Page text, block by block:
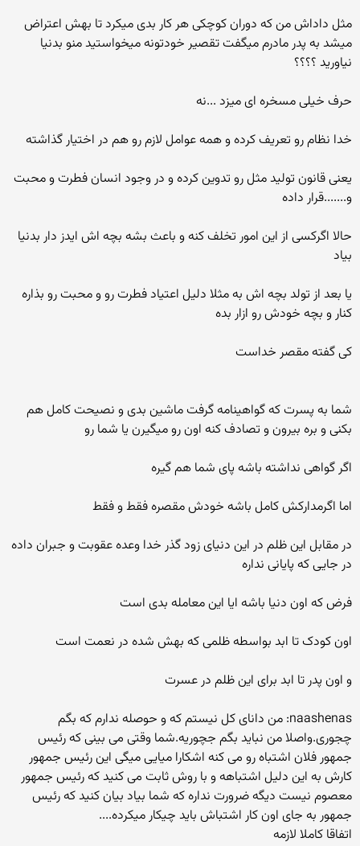
مثل داداش من که دوران کوچکی هر کار بدی میکرد تا بهش اعتراض
میشد به پدر مادرم میگفت تقصیر خودتونه میخواستید منو بدنیا
نیاورید ؟؟؟؟
حرف خیلی مسخره ای میزد ...نه
خدا نظام رو تعریف کرده و همه عوامل لازم رو هم در اختیار گذاشته
یعنی قانون تولید مثل رو تدوین کرده و در وجود انسان فطرت و محبت
و.......قرار داده
حالا اگرکسی از این امور تخلف کنه و باعث بشه بچه اش ایدز دار بدنیا
بیاد
یا بعد از تولد بچه اش به مثلا دلیل اعتیاد فطرت رو و محبت رو بذاره
کنار و بچه خودش رو ازار بده
کی گفته مقصر خداست
شما به پسرت که گواهینامه گرفت ماشین بدی و نصیحت کامل هم
بکنی و بره بیرون و تصادف کنه اون رو میگیرن یا شما رو
اگر گواهی نداشته باشه پای شما هم گیره
اما اگرمدارکش کامل باشه خودش مقصره فقط و فقط
در مقابل این ظلم در این دنیای زود گذر خدا وعده عقوبت و جبران داده
در جایی که پایانی نداره
فرض که اون دنیا باشه ایا این معامله بدی است
اون کودک تا ابد بواسطه ظلمی که بهش شده در نعمت است
و اون پدر تا ابد برای این ظلم در عسرت
naashenas: من دانای کل نیستم که و حوصله ندارم که بگم
چجوری.واصلا من نباید بگم جچوریه.شما وقتی می بینی که رئیس
جمهور فلان اشتباه رو می کنه اشکارا میایی میگی این رئیس جمهور
کارش به این دلیل اشتباهه و با روش ثابت می کنید که رئیس جمهور
معصوم نیست دیگه ضرورت نداره که شما بیاد بیان کنید که رئیس
جمهور به جای اون کار اشتباش باید چیکار میکرده....
اتفاقا کاملا لازمه